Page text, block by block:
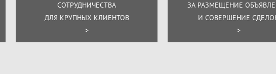
СОТРУДНИЧЕСТВА
ДЛЯ КРУПНЫХ КЛИЕНТОВ
>
ЗА РАЗМЕЩЕНИЕ
И СОВЕРШЕНИЕ
>